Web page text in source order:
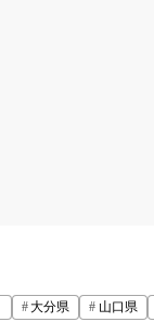
大分県 山口県